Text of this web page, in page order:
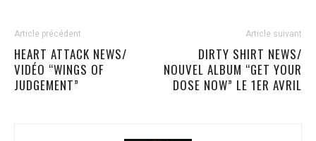
Article précédent
HEART ATTACK NEWS/
VIDÉO “WINGS OF
JUDGEMENT”
Article suivant
DIRTY SHIRT NEWS/
NOUVEL ALBUM “GET YOUR
DOSE NOW” LE 1ER AVRIL